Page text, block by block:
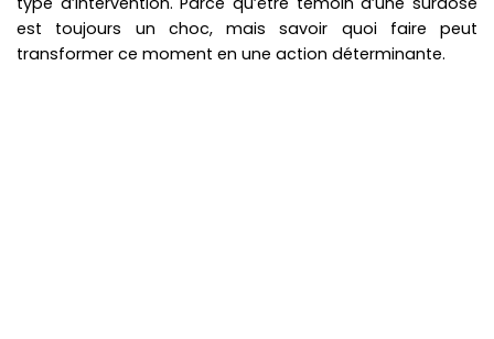
est toujours un choc, mais savoir quoi faire peut
transformer ce moment en une action déterminante.